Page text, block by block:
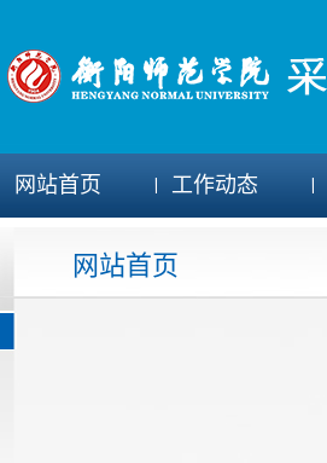
网站首页 工作动态
网站首页